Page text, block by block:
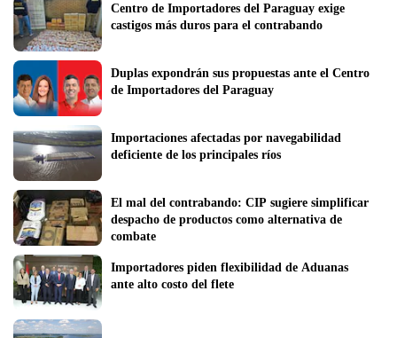
Centro de Importadores del Paraguay exige
Duplas expondrán sus propuestas ante el Centro
Importaciones afectadas por navegabilidad
El mal del contrabando: CIP sugiere simplificar
despacho de productos como alternativa de
Importadores piden flexibilidad de Aduanas
ante alto costo del flete